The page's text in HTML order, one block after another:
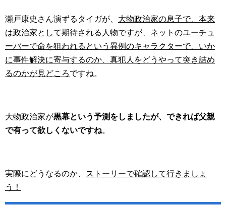
瀬戸康史さん演ずるタイガが、 大物政治家の息子で、本来
は政治家として期待される人物ですが、ネットのユーチュ
ーバーで命を狙われるという異例のキャラクターで、いか
に事件解決に寄与するのか、真犯人をどうやって突き詰め
るのかが見どころですね。
大物政治家が黒幕という予測をしましたが、できれば父親
で有って欲しくないですね。
実際にどうなるのか、
ストーリーで確認して行きましょ
う！